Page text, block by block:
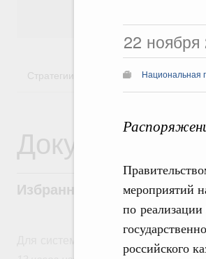
22 ноября
Национальная
мероприятий
по реализации
российского
Стратегии Государственные
Документы
Избранные документы со
Для системного поиска